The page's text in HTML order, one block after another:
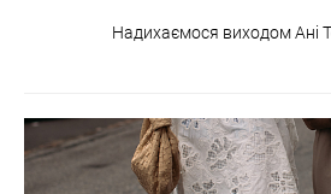
Надихаємося виходом Ані